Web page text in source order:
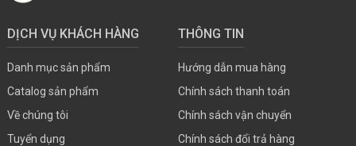
DỊCH VỤ KHÁCH HÀNG
Danh mục sản phẩm
Catalog sản phẩm
Về chúng tôi
Tuyển dụng
THÔNG TIN
Hướng dẫn mua hàng
Chính sách thanh toán
Chính sách vận chuyển
Chính sách đổi trả hàng